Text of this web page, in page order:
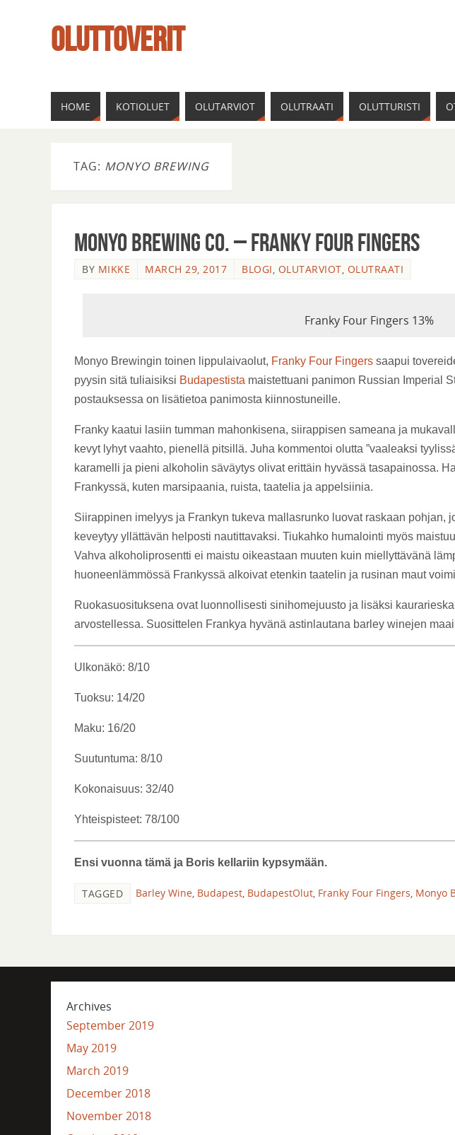
OLUTTOVERIT
HOME KOTIOLUET OLUTARVIOT OLUTRAATI OLUTTURISTI
TAG: MONYO BREWING
Monyo Brewing Co. – Franky Four Fingers
BY MIKKE MARCH 29, 2017 BLOGI, OLUTARVIOT, OLUTRAATI
Franky Four Fingers 13%
Monyo Brewingin toinen lippulaivaolut, Franky Four Fingers saapui
pyysin sitä tuliaisiksi Budapestista maistettuani panimon Russian Imperial
postauksessa on lisätietoa panimosta kiinnostuneille.
Franky kaatui lasiin tumman mahonkisena, siirappisen sameana ja
kevyt lyhyt vaahto, pienellä pitsillä. Juha kommentoi olutta ”vaaleaksi
karamelli ja pieni alkoholin säväytys olivat erittäin hyvässä tasapainossa.
Frankyssä, kuten marsipaania, ruista, taatelia ja appelsiinia.
Siirappinen imelyys ja Frankyn tukeva mallasrunko luovat raskaan pohjan,
keveytyy yllättävän helposti nautittavaksi. Tiukahko humalointi myös
Vahva alkoholiprosentti ei maistu oikeastaan muuten kuin miellyttävänä
huoneenlämmössä Frankyssä alkoivat etenkin taatelin ja rusinan maut
Ruokasuosituksena ovat luonnollisesti sinihomejuusto ja lisäksi
arvostellessa. Suosittelen Frankya hyvänä astinlautana barley winejen
Ulkonäkö: 8/10
Tuoksu: 14/20
Maku: 16/20
Suutuntuma: 8/10
Kokonaisuus: 32/40
Yhteispisteet: 78/100
Ensi vuonna tämä ja Boris kellariin kypsymään.
TAGGED Barley Wine, Budapest, BudapestOlut, Franky Four Fingers, Monyo
Archives
September 2019
May 2019
March 2019
December 2018
November 2018